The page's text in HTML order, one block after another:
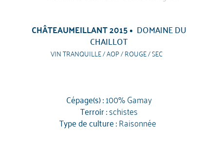
CHÂTEAUMEILLANT 2015 DOMAINE DU
CHAILLOT
VIN TRANQUILLE / AOP / ROUGE / SEC
Cépage(s) :100% Gamay
Terroir :schistes
Type de culture :Raisonnée